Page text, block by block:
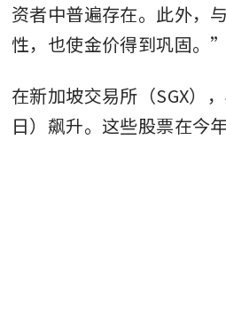
资者中普遍存在。此外，
性，也使金价得到巩固。”
在新加坡交易所（SGX）
日）飙升。这些股票在今